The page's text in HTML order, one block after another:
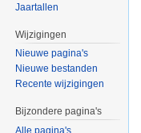
Jaartallen
Wijzigingen
Nieuwe pagina's
Nieuwe bestanden
Recente wijzigingen
Bijzondere pagina's
Alle pagina's